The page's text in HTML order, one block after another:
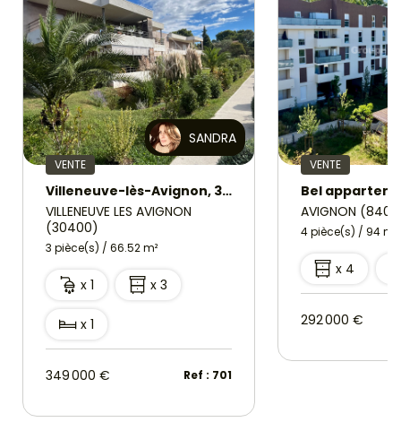
SANDRA
VENTE
Villeneuve-lès-Avignon, 3 pièce(s) 66.52 m2 avec grande terrasse, garage et cave
VILLENEUVE LES AVIGNON
(30400)
3 pièce(s) / 66.52 m²
x 1 x 3
x 1
349 000 € Ref : 701
VENTE
AVIGNON
4 pièce(s) / 94 m²
x 4
292 000 €